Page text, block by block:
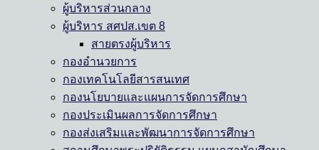
ผู้บริหารส่วนกลาง
ผู้บริหาร สศปส.เขต 8
สายตรงผู้บริหาร
กองอำนวยการ
กองเทคโนโลยีสารสนเทศ
กองนโยบายและแผนการจัดการศึกษา
กองประเมินผลการจัดการศึกษา
กองส่งเสริมและพัฒนาการจัดการศึกษา